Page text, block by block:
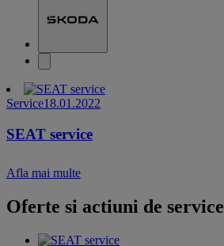
Service18.01.2022
SEAT service
Afla mai multe
Oferte si actiuni de service